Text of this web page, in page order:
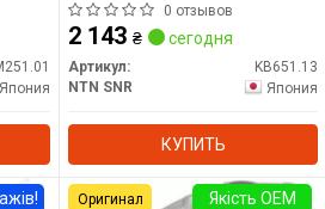
Япония
0 отзывов
2 143 ₴ сегодня
Артикул:
KB651.13
NTN SNR
Япония
КУПИТЬ
Якість OEM
Оригинал